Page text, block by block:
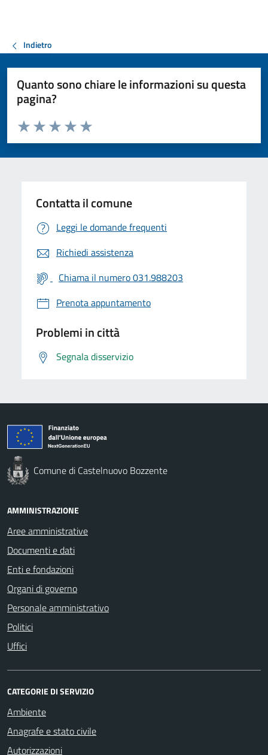
Indietro
Quanto sono chiare le informazioni su questa
pagina?
Valuta da 1 a 5 stelle la pagina
Valuta 5 stelle su 5
Valuta 4 stelle su 5
Valuta 3 stelle su 5
Valuta 2 stelle su 5
Valuta 1 stelle su 5
Contatta il comune
Leggi le domande frequenti
Richiedi assistenza
Chiama il numero 031.988203
Prenota appuntamento
Problemi in città
Segnala disservizio
Comune di Castelnuovo Bozzente
AMMINISTRAZIONE
Aree amministrative
Documenti e dati
Enti e fondazioni
Organi di governo
Personale amministrativo
Politici
Uffici
CATEGORIE DI SERVIZIO
Ambiente
Anagrafe e stato civile
Autorizzazioni